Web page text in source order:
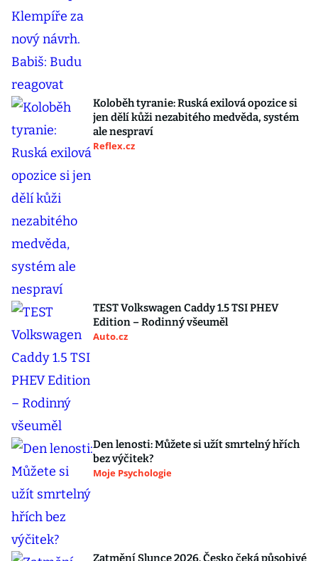
Koloběh tyranie: Ruská exilová opozice si
jen dělí kůži nezabitého medvěda, systém
ale nespraví
Reflex.cz
TEST Volkswagen Caddy 1.5 TSI PHEV
Edition – Rodinný všeuměl
Auto.cz
Den lenosti: Můžete si užít smrtelný hřích
bez výčitek?
Moje Psychologie
Zatmění Slunce 2026. Česko čeká působivé